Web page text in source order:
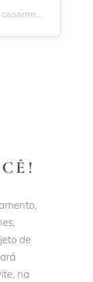
Uma publicação compartilhada por casamentos.com.br (@casamentoscombr)
de
na